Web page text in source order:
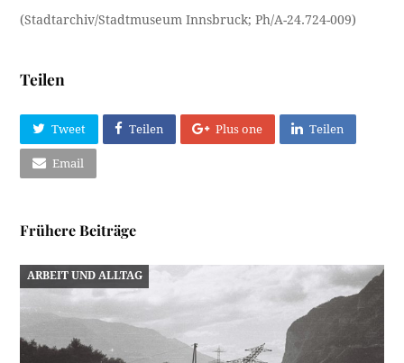
(Stadtarchiv/Stadtmuseum Innsbruck; Ph/A-24.724-009)
Teilen
Tweet Teilen Plus one Teilen
Email
Frühere Beiträge
ARBEIT UND ALLTAG